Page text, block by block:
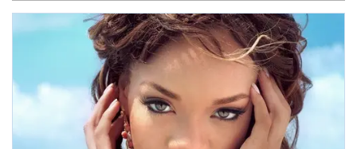
Bhajan 2026